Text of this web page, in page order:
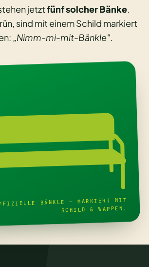
jetztfünf solcher Bänke.
sind mit einem Schild markiert
„Nimm-mi-mit-Bänkle".
BÄNKLE — MARKIERT MIT
SCHILD & WAPPEN.